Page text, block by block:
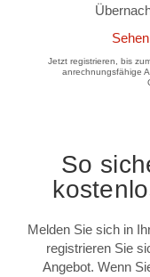
Jetzt registrieren, bis
anrechnungsfähige
So
Melden Sie sich in
registrieren Sie
Angebot. Wenn